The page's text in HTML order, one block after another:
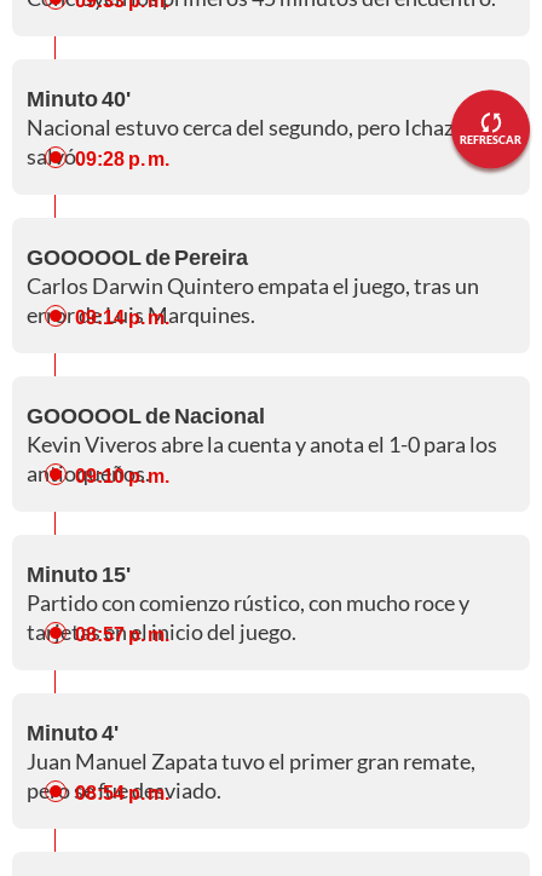
REFRESCAR
Minuto 40'
Nacional estuvo cerca del segundo, pero Ichazo lo
salvó.09:28 p. m.
GOOOOOL de Pereira
Carlos Darwin Quintero empata el juego, tras un
error de Luis Marquines.
09:14 p. m.
GOOOOOL de Nacional
Kevin Viveros abre la cuenta y anota el 1-0 para los
antioqueños.
09:10 p. m.
Minuto 15'
Partido con comienzo rústico, con mucho roce y
tarjetas en el inicio del juego.
08:57 p. m.
Minuto 4'
Juan Manuel Zapata tuvo el primer gran remate,
pero se fue desviado.
08:54 p. m.